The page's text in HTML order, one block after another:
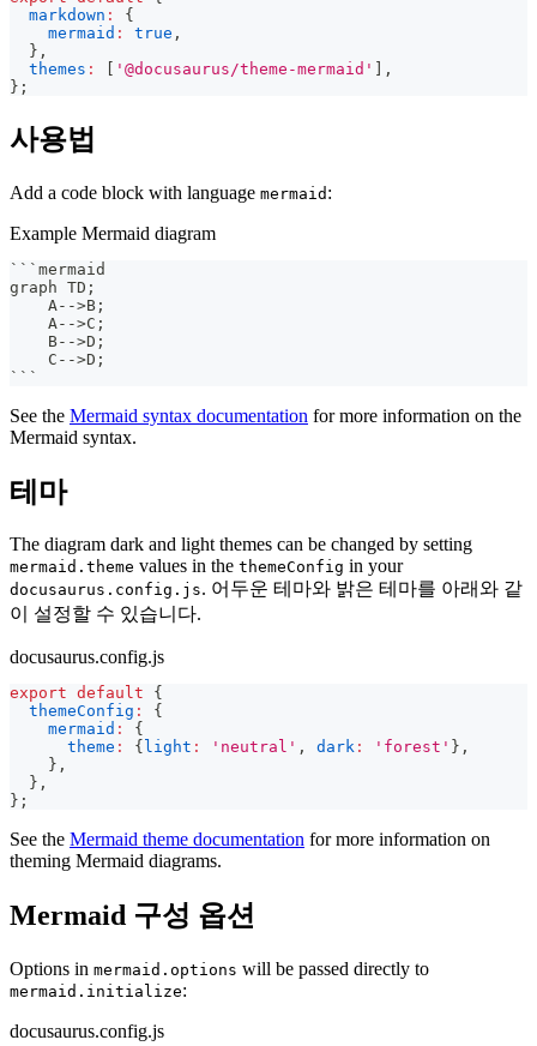
markdown :
{
mermaid : true ,
} ,
themes : '@docusaurus/theme-mermaid'
,
} ;
사용법
Add a code block with language mermaid :
Example Mermaid diagram
``` mermaid
graph TD;
    A-->B;
    A-->C;
    B-->D;
    C-->D;
```
See the Mermaid syntax documentation for more information on the
Mermaid syntax.
테마
The diagram dark and light themes can be changed by setting
mermaid.theme values in the themeConfig in your
docusaurus.config.js. 어두운 테마와 밝은 테마를 아래와 같
이 설정할 수 있습니다.
docusaurus.config.js
export default
{
themeConfig :
{
mermaid :
{
theme : { light : 'neutral' , dark : 'forest' } ,
} ,
} ,
} ;
See the Mermaid theme documentation for more information on
theming Mermaid diagrams.
Mermaid 구성 옵션
Options in mermaid.options will be passed directly to
mermaid.initialize:
docusaurus.config.js